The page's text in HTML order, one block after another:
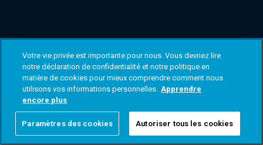
Votre vie privée est importante pour nous. Vous devriez lire
notre déclaration de confidentialité et notre politique en
matière de cookies pour mieux comprendre comment nous
utilisons vos informations personnelles. Apprendre
encore plus
Paramètres des cookies Autoriser tous les cookies